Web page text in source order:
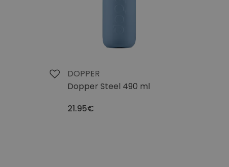
DOPPER
Dopper Steel 490 ml
21.95€